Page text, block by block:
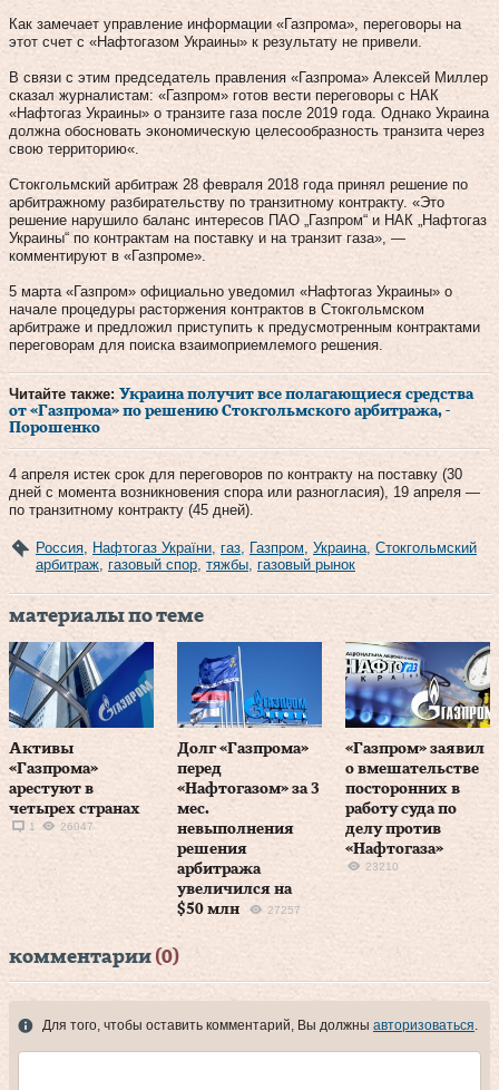
Как замечает управление информации «Газпрома», переговоры на
этот счет с «Нафтогазом Украины» к результату не привели.
В связи с этим председатель правления «Газпрома» Алексей Миллер
сказал журналистам: «Газпром» готов вести переговоры с НАК
«Нафтогаз Украины» о транзите газа после 2019 года. Однако Украина
должна обосновать экономическую целесообразность транзита через
свою территорию«.
Стокгольмский арбитраж 28 февраля 2018 года принял решение по
арбитражному разбирательству по транзитному контракту. «Это
решение нарушило баланс интересов ПАО „Газпром“ и НАК „Нафтогаз
Украины“ по контрактам на поставку и на транзит газа», —
комментируют в «Газпроме».
5 марта «Газпром» официально уведомил «Нафтогаз Украины» о
начале процедуры расторжения контрактов в Стокгольмском
арбитраже и предложил приступить к предусмотренным контрактами
переговорам для поиска взаимоприемлемого решения.
Читайте также: Украина получит все полагающиеся средства
от «Газпрома» по решению Стокгольмского арбитража, -
Порошенко
4 апреля истек срок для переговоров по контракту на поставку (30
дней с момента возникновения спора или разногласия), 19 апреля —
по транзитному контракту (45 дней).
Россия Нафтогаз України газ Газпром Украина Стокгольмский
арбитраж газовый спор тяжбы газовый рынок
материалы по теме
Активы
«Газпрома»
арестуют в
четырех странах
1 26047
Долг «Газпрома»
перед
«Нафтогазом» за 3
мес.
невыполнения
решения
арбитража
увеличился на
$50 млн
27257
«Газпром» заявил
о вмешательстве
посторонних в
работу суда по
делу против
«Нафтогаза»
23210
комментарии (0)
Для того, чтобы оставить комментарий, Вы должны авторизоваться.